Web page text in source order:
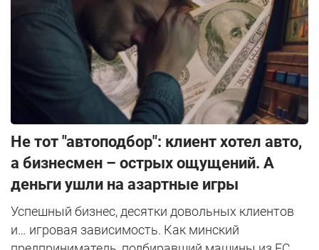
Не тот "автоподбор": клиент хотел авто,
а бизнесмен – острых ощущений. А
деньги ушли на азартные игры
Успешный бизнес, десятки довольных клиентов
и… игровая зависимость. Как минский